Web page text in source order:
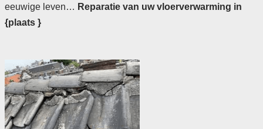
eeuwige leven… Reparatie van uw vloerverwarming in
{plaats }